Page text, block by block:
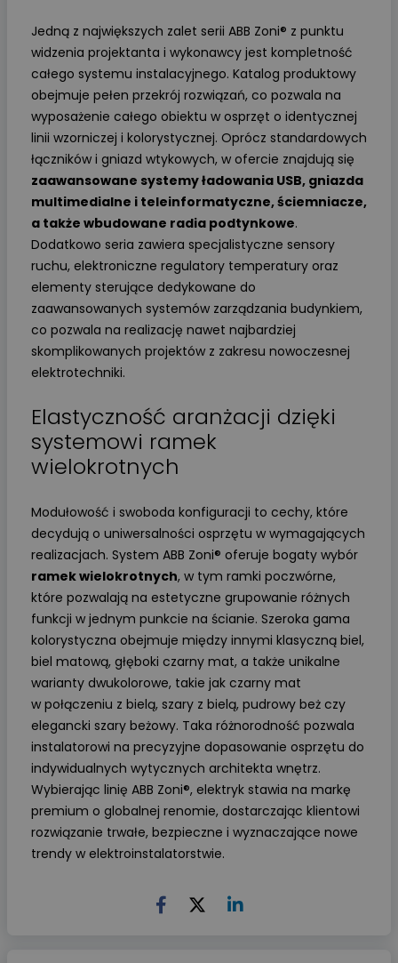
Jedną z największych zalet serii ABB Zoni® z punktu
widzenia projektanta i wykonawcy jest kompletność
całego systemu instalacyjnego. Katalog produktowy
obejmuje pełen przekrój rozwiązań, co pozwala na
wyposażenie całego obiektu w osprzęt o identycznej
linii wzorniczej i kolorystycznej. Oprócz standardowych
łączników i gniazd wtykowych, w ofercie znajdują się
zaawansowane systemy ładowania USB, gniazda
multimedialne i teleinformatyczne, ściemniacze,
a także wbudowane radia podtynkowe.
Dodatkowo seria zawiera specjalistyczne sensory
ruchu, elektroniczne regulatory temperatury oraz
elementy sterujące dedykowane do
zaawansowanych systemów zarządzania budynkiem,
co pozwala na realizację nawet najbardziej
skomplikowanych projektów z zakresu nowoczesnej
elektrotechniki.
Elastyczność aranżacji dzięki
systemowi ramek
wielokrotnych
Modułowość i swoboda konfiguracji to cechy, które
decydują o uniwersalności osprzętu w wymagających
realizacjach. System ABB Zoni® oferuje bogaty wybór
ramek wielokrotnych, w tym ramki poczwórne,
które pozwalają na estetyczne grupowanie różnych
funkcji w jednym punkcie na ścianie. Szeroka gama
kolorystyczna obejmuje między innymi klasyczną biel,
biel matową, głęboki czarny mat, a także unikalne
warianty dwukolorowe, takie jak czarny mat
w połączeniu z bielą, szary z bielą, pudrowy beż czy
elegancki szary beżowy. Taka różnorodność pozwala
instalatorowi na precyzyjne dopasowanie osprzętu do
indywidualnych wytycznych architekta wnętrz.
Wybierając linię ABB Zoni®, elektryk stawia na markę
premium o globalnej renomie, dostarczając klientowi
rozwiązanie trwałe, bezpieczne i wyznaczające nowe
trendy w elektroinstalatorstwie.